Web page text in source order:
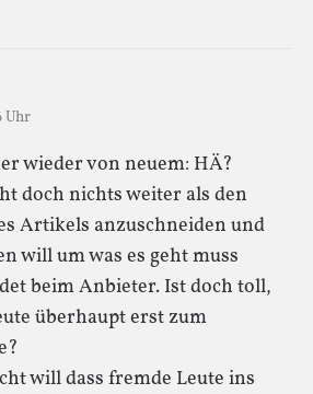
Uhr
wieder von neuem: HÄ?
doch nichts weiter als den
Artikels anzuschneiden und
will um was es geht muss
beim Anbieter. Ist doch toll,
überhaupt erst zum
will dass fremde Leute ins